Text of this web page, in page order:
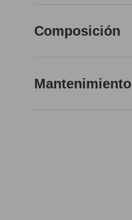
Composición
Mantenimiento